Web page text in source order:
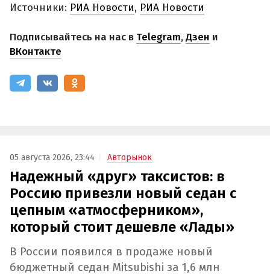
Источники: РИА Новости, РИА Новости
Подписывайтесь на нас в Telegram,Дзен и
ВКонтакте
05 августа 2026, 23:44 Авторынок
Надежный «друг» таксистов: в
Россию привезли новый седан с
цепным «атмосферником»,
который стоит дешевле «Лады»
В России появился в продаже новый
бюджетный седан Mitsubishi за 1,6 млн